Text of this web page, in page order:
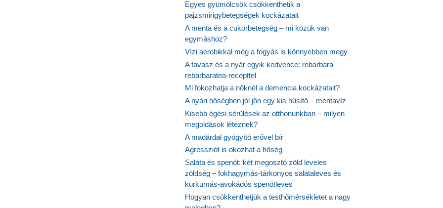
Egyes gyümölcsök csökkenthetik a
pajzsmirigybetegségek kockázatait
A menta és a cukorbetegség – mi közük van
egymáshoz?
Vízi aerobikkal még a fogyás is könnyebben megy
A tavasz és a nyár egyik kedvence: rebarbara –
rebarbaratea-recepttel
Mi fokozhatja a nőknél a demencia kockázatait?
A nyári hőségben jól jön egy kis hűsítő – mentavíz
Kisebb égési sérülések az otthonunkban – milyen
megoldások léteznek?
A madárdal gyógyító erővel bír
Agressziót is okozhat a hőség
Saláta és spenót: két megosztó zöld leveles
zöldség – fokhagymás-tárkonyos salátaleves és
kurkumás-avokádós spenótleves
Hogyan csökkenthetjük a testhőmérsékletet a nagy